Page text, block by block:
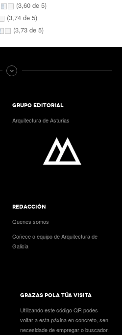
(3,60 de 5)
(3,74 de 5)
(3,73 de 5)
GRUPO EDITORIAL
Arquitectura de Asturias
REDACCIÓN
Quenes somos
Coñece o equipo de Arquitectura de
Galicia
GRAZAS POLA TÚA VISITA
Utilizando este código QR podes
voltar a esta páxina en concreto, sen
necesidade de empregar o buscador.